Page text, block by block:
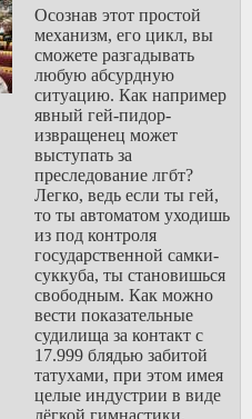
количество матерей
одиночек, перекосы в
продолжительности
жизни мужчин и женщин,
количества одних и
других, наташизм,
ресентимент в сторону
мужиков, пропаганду
дружбанародии,
юридически закреплённое
превосходство
женщин и поражении в
правах мужчин,
миллионы бытовых
повседневных ситуаций и
историй которые это
описывают. Муслимы
могут быть нищими и
бесправными на уровне
кланов, но у них всё ещё
есть семьи, авторитет
Осознав этот простой
механизм, его цикл, вы
сможете разгадывать
любую абсурдную
ситуацию. Как например
явный гей-пидор-
извращенец может
выступать за
преследование лгбт?
Легко, ведь если ты гей,
то ты автоматом уходишь
из под контроля
государственной самки-
суккуба, ты становишься
свободным. Как можно
вести показательные
судилища за контакт с
17.999 блядью забитой
татухами, при этом имея
целые индустрии в виде
лёгкой гимнастики,